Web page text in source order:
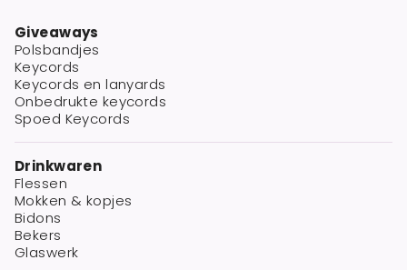
Giveaways
Polsbandjes
Keycords
Keycords en lanyards
Onbedrukte keycords
Spoed Keycords
Drinkwaren
Flessen
Mokken & kopjes
Bidons
Bekers
Glaswerk